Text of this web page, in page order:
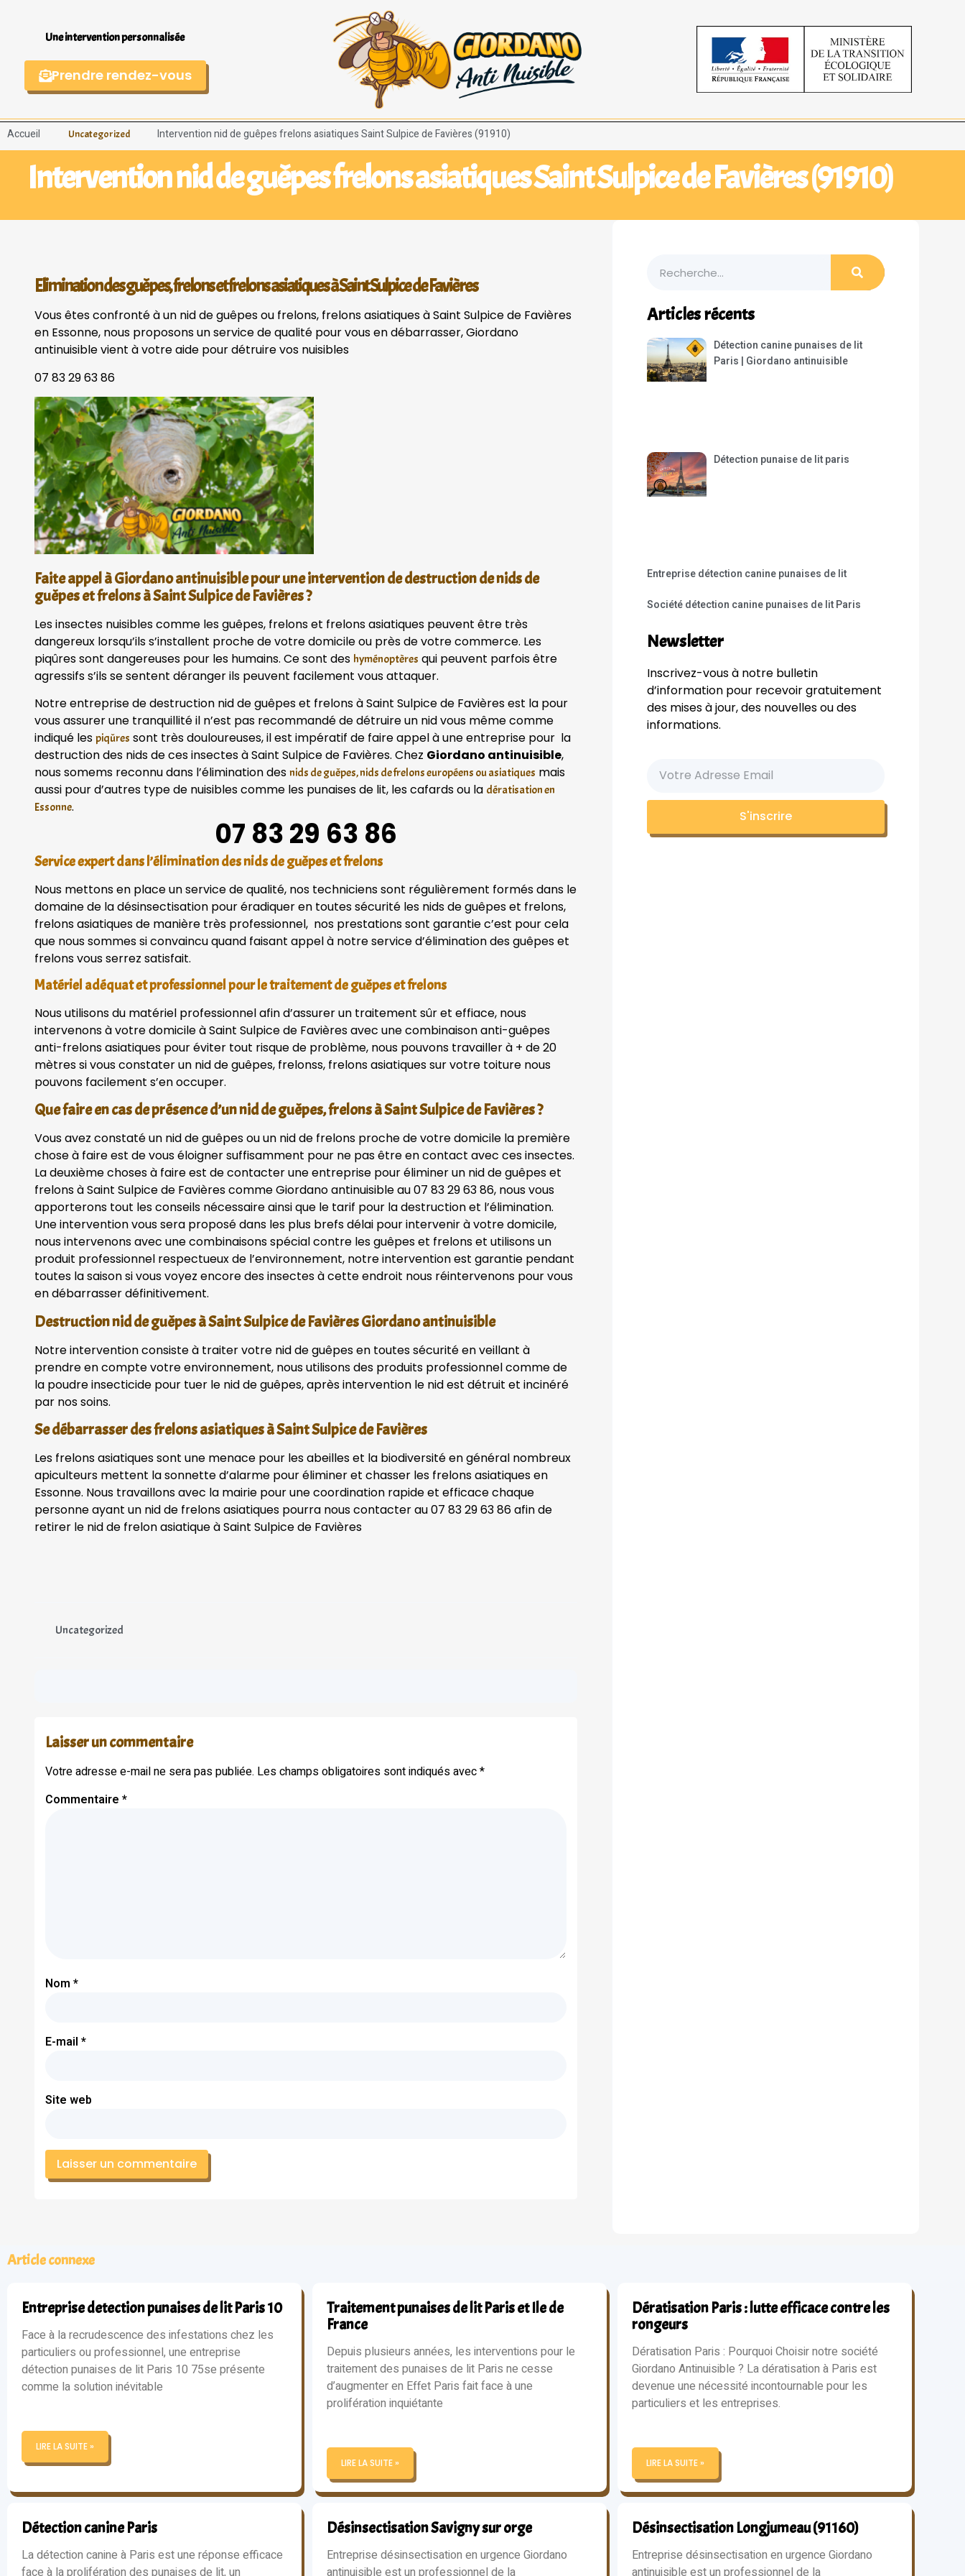
Une intervention personnalisée
Prendre rendez-vous
Accueil Uncategorized Intervention nid de guêpes frelons asiatiques Saint Sulpice de Favières (91910)
Intervention nid de guêpes frelons asiatiques Saint Sulpice de Favières (91910)
Elimination des guêpes, frelons et frelons asiatiques à Saint Sulpice de Favières
Vous êtes confronté à un nid de guêpes ou frelons, frelons asiatiques à Saint Sulpice de Favières
en Essonne, nous proposons un service de qualité pour vous en débarrasser, Giordano
antinuisible vient à votre aide pour détruire vos nuisibles
07 83 29 63 86
Faite appel à Giordano antinuisible pour une intervention de destruction de nids de
guêpes et frelons à Saint Sulpice de Favières ?
Les insectes nuisibles comme les guêpes, frelons et frelons asiatiques peuvent être très
dangereux lorsqu’ils s’installent proche de votre domicile ou près de votre commerce. Les
piqûres sont dangereuses pour les humains. Ce sont des hyménoptères qui peuvent parfois être
agressifs s’ils se sentent déranger ils peuvent facilement vous attaquer.
Notre entreprise de destruction nid de guêpes et frelons à Saint Sulpice de Favières est la pour
vous assurer une tranquillité il n’est pas recommandé de détruire un nid vous même comme
indiqué les piqûres sont très douloureuses, il est impératif de faire appel à une entreprise pour la
destruction des nids de ces insectes à Saint Sulpice de Favières. Chez Giordano antinuisible,
nous somems reconnu dans l’élimination des nids de guêpes, nids de frelons européens ou asiatiques mais
aussi pour d’autres type de nuisibles comme les punaises de lit, les cafards ou la dératisation en
Essonne.
07 83 29 63 86
Service expert dans l’élimination des nids de guêpes et frelons
Nous mettons en place un service de qualité, nos techniciens sont régulièrement formés dans le
domaine de la désinsectisation pour éradiquer en toutes sécurité les nids de guêpes et frelons,
frelons asiatiques de manière très professionnel, nos prestations sont garantie c’est pour cela
que nous sommes si convaincu quand faisant appel à notre service d’élimination des guêpes et
frelons vous serrez satisfait.
Matériel adéquat et professionnel pour le traitement de guêpes et frelons
Nous utilisons du matériel professionnel afin d’assurer un traitement sûr et effiace, nous
intervenons à votre domicile à Saint Sulpice de Favières avec une combinaison anti-guêpes
anti-frelons asiatiques pour éviter tout risque de problème, nous pouvons travailler à + de 20
mètres si vous constater un nid de guêpes, frelonss, frelons asiatiques sur votre toiture nous
pouvons facilement s’en occuper.
Que faire en cas de présence d’un nid de guêpes, frelons à Saint Sulpice de Favières ?
Vous avez constaté un nid de guêpes ou un nid de frelons proche de votre domicile la première
chose à faire est de vous éloigner suffisamment pour ne pas être en contact avec ces insectes.
La deuxième choses à faire est de contacter une entreprise pour éliminer un nid de guêpes et
frelons à Saint Sulpice de Favières comme Giordano antinuisible au 07 83 29 63 86, nous vous
apporterons tout les conseils nécessaire ainsi que le tarif pour la destruction et l’élimination.
Une intervention vous sera proposé dans les plus brefs délai pour intervenir à votre domicile,
nous intervenons avec une combinaisons spécial contre les guêpes et frelons et utilisons un
produit professionnel respectueux de l’environnement, notre intervention est garantie pendant
toutes la saison si vous voyez encore des insectes à cette endroit nous réintervenons pour vous
en débarrasser définitivement.
Destruction nid de guêpes à Saint Sulpice de Favières Giordano antinuisible
Notre intervention consiste à traiter votre nid de guêpes en toutes sécurité en veillant à
prendre en compte votre environnement, nous utilisons des produits professionnel comme de
la poudre insecticide pour tuer le nid de guêpes, après intervention le nid est détruit et incinéré
par nos soins.
Se débarrasser des frelons asiatiques à Saint Sulpice de Favières
Les frelons asiatiques sont une menace pour les abeilles et la biodiversité en général nombreux
apiculteurs mettent la sonnette d’alarme pour éliminer et chasser les frelons asiatiques en
Essonne. Nous travaillons avec la mairie pour une coordination rapide et efficace chaque
personne ayant un nid de frelons asiatiques pourra nous contacter au 07 83 29 63 86 afin de
retirer le nid de frelon asiatique à Saint Sulpice de Favières
Uncategorized
Laisser un commentaire
Votre adresse e-mail ne sera pas publiée. Les champs obligatoires sont indiqués avec*
Commentaire *
Nom *
E-mail *
Site web
Articles récents
Détection canine punaises de lit
Paris | Giordano antinuisible
Détection punaise de lit paris
Entreprise détection canine punaises de lit
Société détection canine punaises de lit Paris
Newsletter
Inscrivez-vous à notre bulletin
d’information pour recevoir gratuitement
des mises à jour, des nouvelles ou des
informations.
S'inscrire
Article connexe
Entreprise detection punaises de lit Paris 10
Face à la recrudescence des infestations chez les
particuliers ou professionnel, une entreprise
détection punaises de lit Paris 10 75se présente
comme la solution inévitable
LIRE LA SUITE »
Traitement punaises de lit Paris et Ile de
France
Depuis plusieurs années, les interventions pour le
traitement des punaises de lit Paris ne cesse
d’augmenter en Effet Paris fait face à une
prolifération inquiétante
LIRE LA SUITE »
Dératisation Paris : lutte efficace contre les
rongeurs
Dératisation Paris : Pourquoi Choisir notre société
Giordano Antinuisible ? La dératisation à Paris est
devenue une nécessité incontournable pour les
particuliers et les entreprises.
LIRE LA SUITE »
Détection canine Paris
La détection canine à Paris est une réponse efficace
Désinsectisation Savigny sur orge
Entreprise désinsectisation en urgence Giordano
Désinsectisation Longjumeau (91160)
Entreprise désinsectisation en urgence Giordano